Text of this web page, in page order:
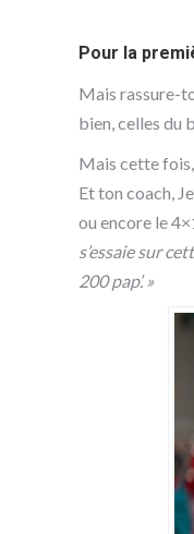
Pour la
Mais rassure-
bien, celles du
Mais cette
Et ton coach,
ou encore le
s’essaie sur
200 pap’. »